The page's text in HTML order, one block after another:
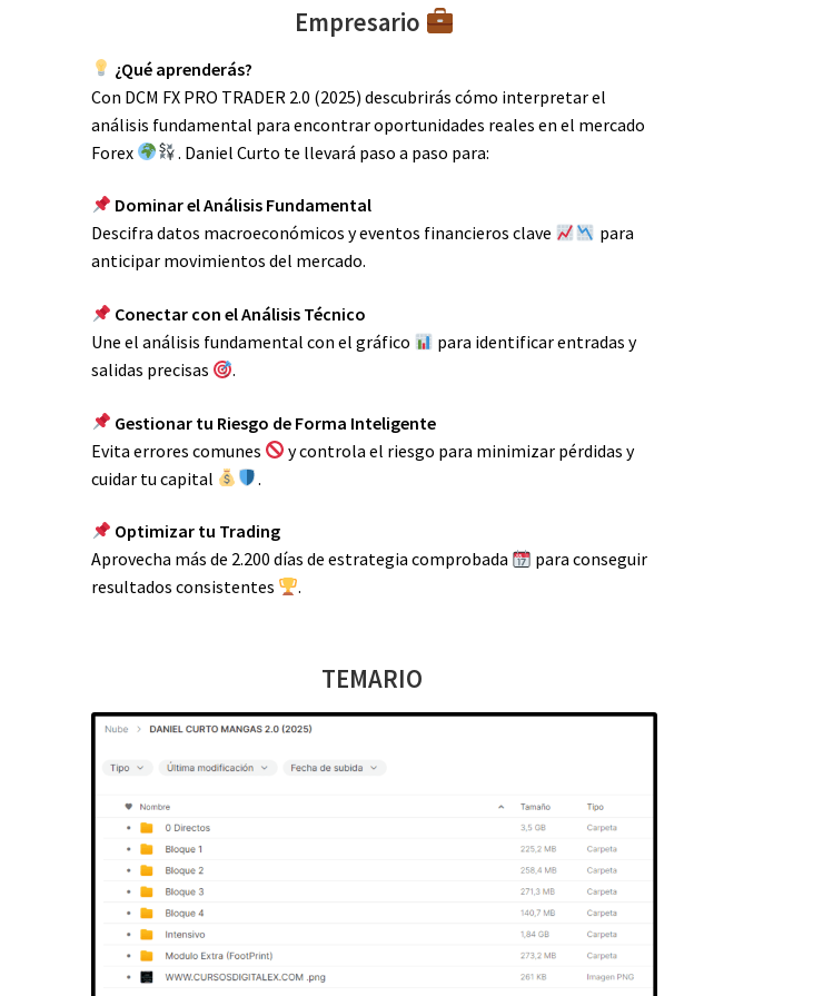
Empresario
¿Qué aprenderás?
Con DCM FX PRO TRADER 2.0 (2025) descubrirás cómo interpretar el
análisis fundamental para encontrar oportunidades reales en el mercado
Forex
. Daniel Curto te llevará paso a paso para:
Dominar el Análisis Fundamental
Descifra datos macroeconómicos y eventos financieros clave
para
anticipar movimientos del mercado.
Conectar con el Análisis Técnico
Une el análisis fundamental con el gráfico
para identificar entradas y
salidas precisas
.
Gestionar tu Riesgo de Forma Inteligente
Evita errores comunes
y controla el riesgo para minimizar pérdidas y
cuidar tu capital
.
Optimizar tu Trading
Aprovecha más de 2.200 días de estrategia comprobada
para conseguir
resultados consistentes
.
TEMARIO